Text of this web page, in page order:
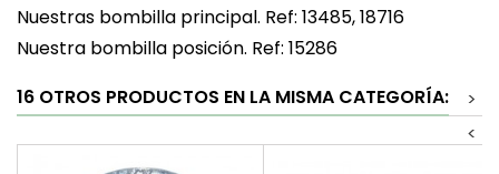
Nuestras bombilla principal. Ref: 13485, 18716
Nuestra bombilla posición. Ref: 15286
16 OTROS PRODUCTOS EN LA MISMA CATEGORÍA:
>
<